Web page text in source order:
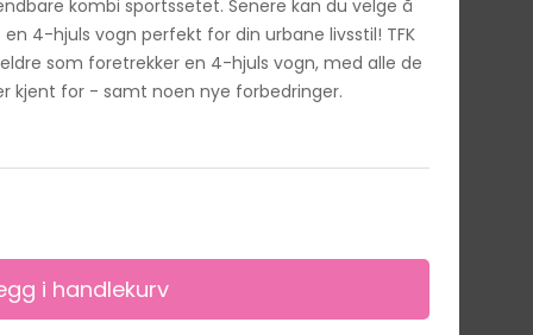
kombi sportssetet. Senere kan du velge å
4-hjuls vogn perfekt for din urbane livsstil! TFK
som foretrekker en 4-hjuls vogn, med alle de
kjent for - samt noen nye forbedringer.